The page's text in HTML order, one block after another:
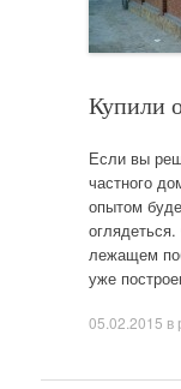
Купили
Если вы
частного
опытом
лежащем
уже
05.02.2015 в